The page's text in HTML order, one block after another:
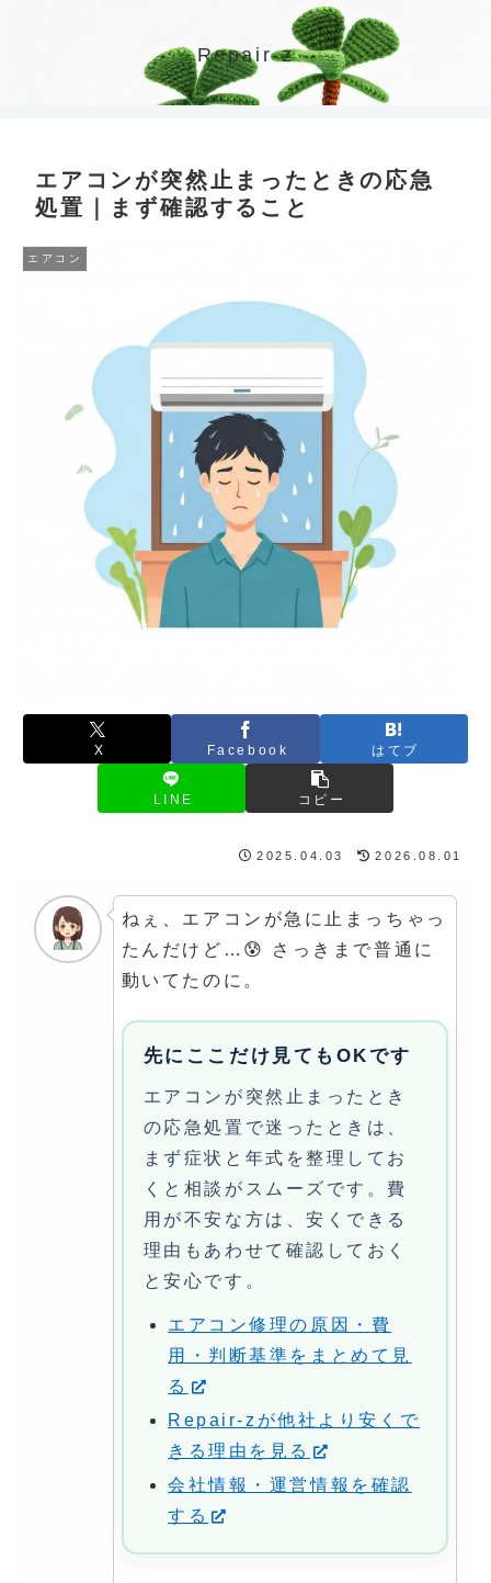
Repair-z
エアコンが突然止まったときの応急
処置｜まず確認すること
エアコン
X Facebook はてブ
LINE コピー
2025.04.03 2026.08.01
ねぇ、エアコンが急に止まっちゃっ
たんだけど…😰 さっきまで普通に
動いてたのに。
先にここだけ見てもOKです
エアコンが突然止まったとき
の応急処置で迷ったときは、
まず症状と年式を整理してお
くと相談がスムーズです。費
用が不安な方は、安くできる
理由もあわせて確認しておく
と安心です。
エアコン修理の原因・費
用・判断基準をまとめて見
る
Repair-zが他社より安くで
きる理由を見る
会社情報・運営情報を確認
する